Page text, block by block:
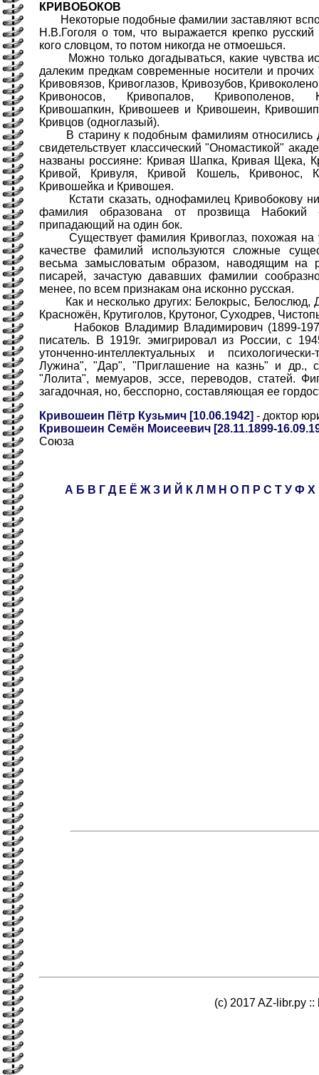
КРИВОБОКОВ
Некоторые подобные фамилии заставляют
Н.В.Гоголя о том, что выражается крепко
кого словцом, то потом никогда не отмоешься.
Можно только догадываться, какие чувства
далеким предкам современные носители и
Кривовязов, Кривоглазов, Кривозубов,
Кривоносов, Кривопалов, Кривополенов,
Кривошапкин, Кривошеев и Кривошеин,
Кривцов (одноглазый).
В старину к подобным фамилиям относились
свидетельствует классический "Ономастикой"
названы россияне: Кривая Шапка, Кривая Щека,
Кривой, Кривуля, Кривой Кошель, Кривонос,
Кривошейка и Кривошея.
Кстати сказать, однофамилец Кривобокову
фамилия образована от прозвища Набокий -
припадающий на один бок.
Существует фамилия Кривоглаз, похожая на
качестве фамилий используются сложные
весьма замысловатым образом, наводящим на
писарей, зачастую дававших фамилии
менее, по всем признакам она исконно русская.
Как и несколько других: Белокрыс, Белослюд,
Красножён, Крутиголов, Крутоног, Суходрев,
Набоков Владимир Владимирович (1899-
писатель. В 1919г. эмигрировал из России, с
утонченно-интеллектуальных и
Лужина", "Дар", "Приглашение на казнь" и др.,
"Лолита", мемуаров, эссе, переводов, статей.
загадочная, но, бесспорно, составляющая ее
Кривошеин Пётр Кузьмич [10.06.1942] - доктор
Кривошеин Семён Моисеевич [28.11.1899-
Союза
А Б В Г Д Е Ё Ж З И Й К Л М Н О П Р С Т У Ф Х
(c) 2017 AZ-libr.ру ::